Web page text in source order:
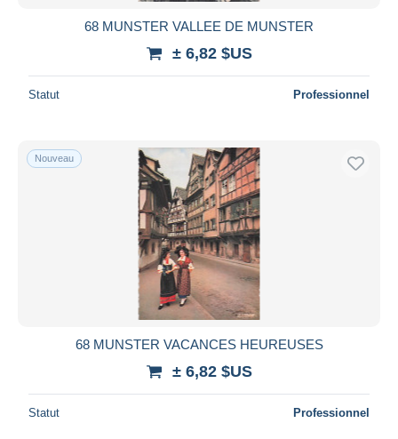
68 MUNSTER VALLEE DE MUNSTER
± 6,82 $US
Statut Professionnel
Nouveau
68 MUNSTER VACANCES HEUREUSES
± 6,82 $US
Statut Professionnel